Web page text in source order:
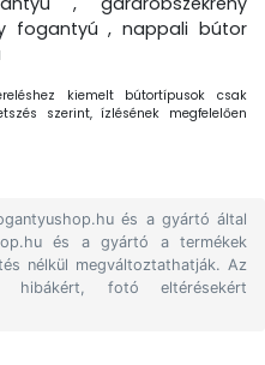
fogantyú , nappali bútor
kiemelt bútortípusok csak
szerint, ízlésének megfelelően
és a gyártó által
és a gyártó a termékek
nélkül megváltoztathatják. Az
hibákért, fotó eltérésekért